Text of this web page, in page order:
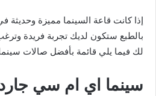
إذا كانت قاعة السينما مميزة وحديثة
بالطبع ستكون لديك تجربة فريدة
لك فيما يلي قائمة بأفضل صالات
سينما اي ام سي